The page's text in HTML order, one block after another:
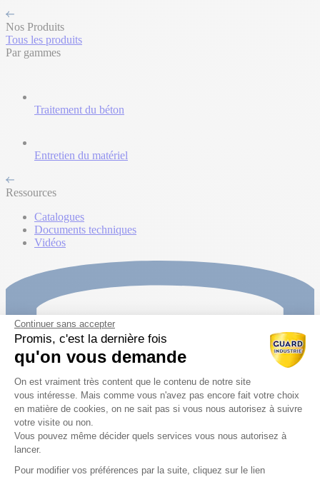
Nos Produits
Tous les produits
Par gammes
Traitement du béton
Entretien du matériel
Ressources
Catalogues
Documents techniques
Vidéos
Continuer sans accepter
Promis, c'est la dernière fois
qu'on vous demande
Plateforme de Gestion du
On est vraiment très content que le contenu de notre site
vous intéresse. Mais comme vous n'avez pas encore fait votre choix
en matière de cookies, on ne sait pas si vous nous autorisez à suivre
votre visite ou non.
Vous pouvez même décider quels services vous nous autorisez à
lancer.
Pour modifier vos préférences par la suite, cliquez sur le lien